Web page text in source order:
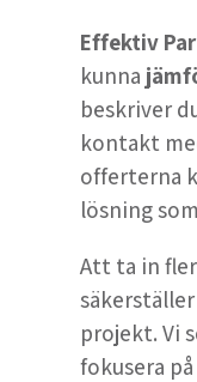
Effektiv
kunna
beskriver
kontakt
offerterna
lösning
Att ta in
projekt. Vi
fokusera